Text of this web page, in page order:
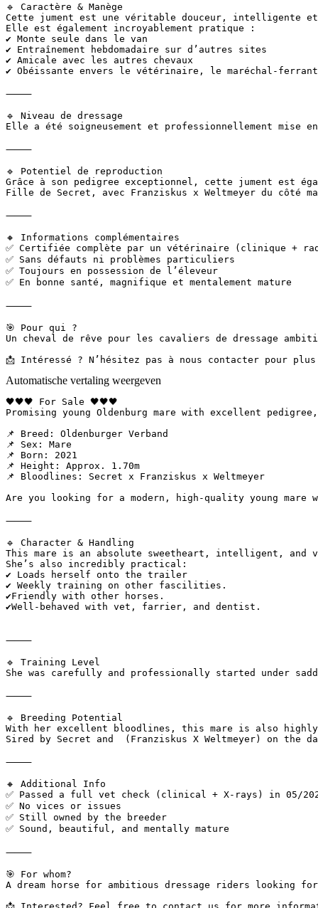
🔹 Caractère & Manège
Cette jument est une véritable douceur, intelligente
Elle est également incroyablement pratique :
✔ Monte seule dans le van
✔ Entraînement hebdomadaire sur d’autres sites
✔️ Amicale avec les autres chevaux
✔️ Obéissante envers le vétérinaire, le maréchal-
⸻
🔹 Niveau de dressage
Elle a été soigneusement et professionnellement
⸻
🔹 Potentiel de reproduction
Grâce à son pedigree exceptionnel, cette jument est
Fille de Secret, avec Franziskus x Weltmeyer du côté
⸻
🔸 Informations complémentaires
✅ Certifiée complète par un vétérinaire (clinique +
✅ Sans défauts ni problèmes particuliers
✅ Toujours en possession de l’éleveur
✅ En bonne santé, magnifique et mentalement mature
⸻
🎯 Pour qui ?
Un cheval de rêve pour les cavaliers de dressage
📩 Intéressé ? N’hésitez pas à nous contacter pour
Automatische vertaling weergeven
🖤🖤🖤 For Sale 🖤🖤🖤
Promising young Oldenburg mare with excellent
📌 Breed: Oldenburger Verband
📌 Sex: Mare
📌 Born: 2021
📌 Height: Approx. 1.70m
📌 Bloodlines: Secret x Franziskus x Weltmeyer
Are you looking for a modern, high-quality young
⸻
🔹 Character & Handling
This mare is an absolute sweetheart, intelligent, and
She’s also incredibly practical:
✔ Loads herself onto the trailer
✔ Weekly training on other fascilities.
✔️Friendly with other horses.
✔️Well-behaved with vet, farrier, and dentist.
⸻
🔹 Training Level
She was carefully and professionally started under
⸻
🔹 Breeding Potential
With her excellent bloodlines, this mare is also
Sired by Secret and  (Franziskus X Weltmeyer) on the
⸻
🔸 Additional Info
✅ Passed a full vet check (clinical + X-rays) in 05/
✅ No vices or issues
✅ Still owned by the breeder
✅ Sound, beautiful, and mentally mature
⸻
🎯 For whom?
A dream horse for ambitious dressage riders looking